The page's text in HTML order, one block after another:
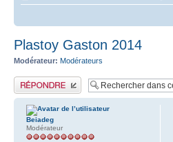
Plastoy Gaston 2014
Modérateur: Modérateurs
Publier une réponse
Beiadeg
Modérateur